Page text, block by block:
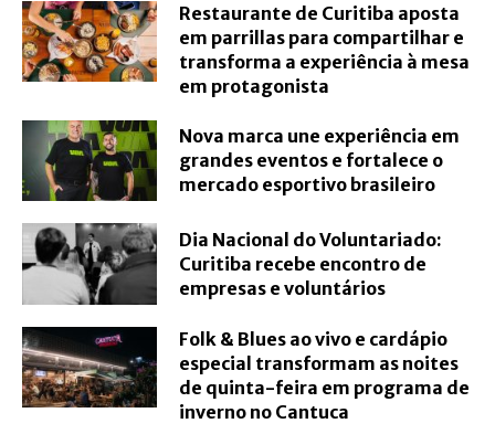
Restaurante de Curitiba aposta
em parrillas para compartilhar e
transforma a experiência à mesa
em protagonista
Nova marca une experiência em
grandes eventos e fortalece o
mercado esportivo brasileiro
Dia Nacional do Voluntariado:
Curitiba recebe encontro de
empresas e voluntários
Folk & Blues ao vivo e cardápio
especial transformam as noites
de quinta-feira em programa de
inverno no Cantuca